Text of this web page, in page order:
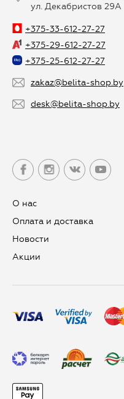
ул. Декабристов 29А
+375-33-612-27-27
+375-29-612-27-27
+375-25-612-27-27
zakaz@belita-shop.by
desk@belita-shop.by
О нас
Оплата и доставка
Новости
Aкции